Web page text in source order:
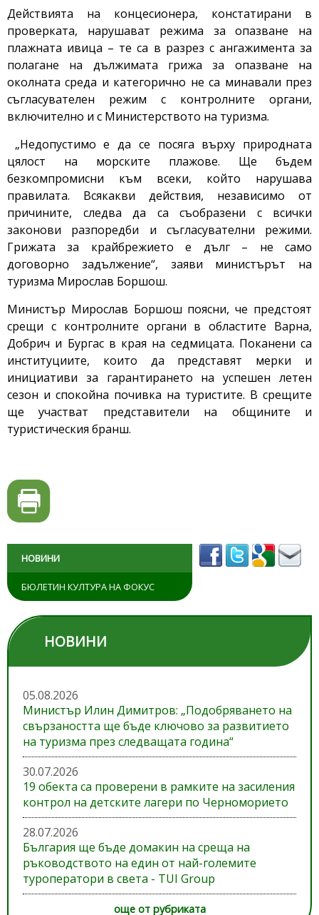
Действията на концесионера, констатирани в
проверката, нарушават режима за опазване на
плажната ивица – те са в разрез с ангажимента за
полагане на дължимата грижа за опазване на
околната среда и категорично не са минавали през
съгласувателен режим с контролните органи,
включително и с Министерството на туризма.
„Недопустимо е да се посяга върху природната
цялост на морските плажове. Ще бъдем
безкомпромисни към всеки, който нарушава
правилата. Всякакви действия, независимо от
причините, следва да са съобразени с всички
законови разпоредби и съгласувателни режими.
Грижата за крайбрежието е дълг – не само
договорно задължение“, заяви министърът на
туризма Мирослав Боршош.
Министър Мирослав Боршош поясни, че предстоят
срещи с контролните органи в областите Варна,
Добрич и Бургас в края на седмицата. Поканени са
институциите, които да представят мерки и
инициативи за гарантирането на успешен летен
сезон и спокойна почивка на туристите. В срещите
ще участват представители на общините и
туристическия бранш.
НОВИНИ
БЮЛЕТИН КУЛТУРА НА ФОКУС
НОВИНИ
05.08.2026
Министър Илин Димитров: „Подобряването на
свързаността ще бъде ключово за развитието
на туризма през следващата година“
30.07.2026
19 обекта са проверени в рамките на засиления
контрол на детските лагери по Черноморието
28.07.2026
България ще бъде домакин на среща на
ръководството на един от най-големите
туроператори в света - TUI Group
още от рубриката